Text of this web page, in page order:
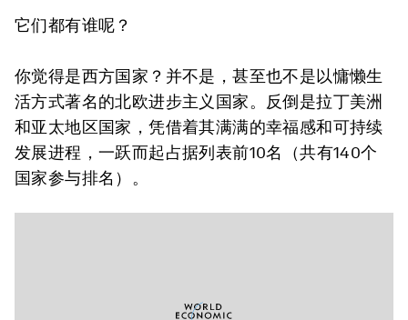
它们都有谁呢？
你觉得是西方国家？并不是，甚至也不是以慵懒生
活方式著名的北欧进步主义国家。反倒是拉丁美洲
和亚太地区国家，凭借着其满满的幸福感和可持续
发展进程，一跃而起占据列表前10名（共有140个
国家参与排名）。